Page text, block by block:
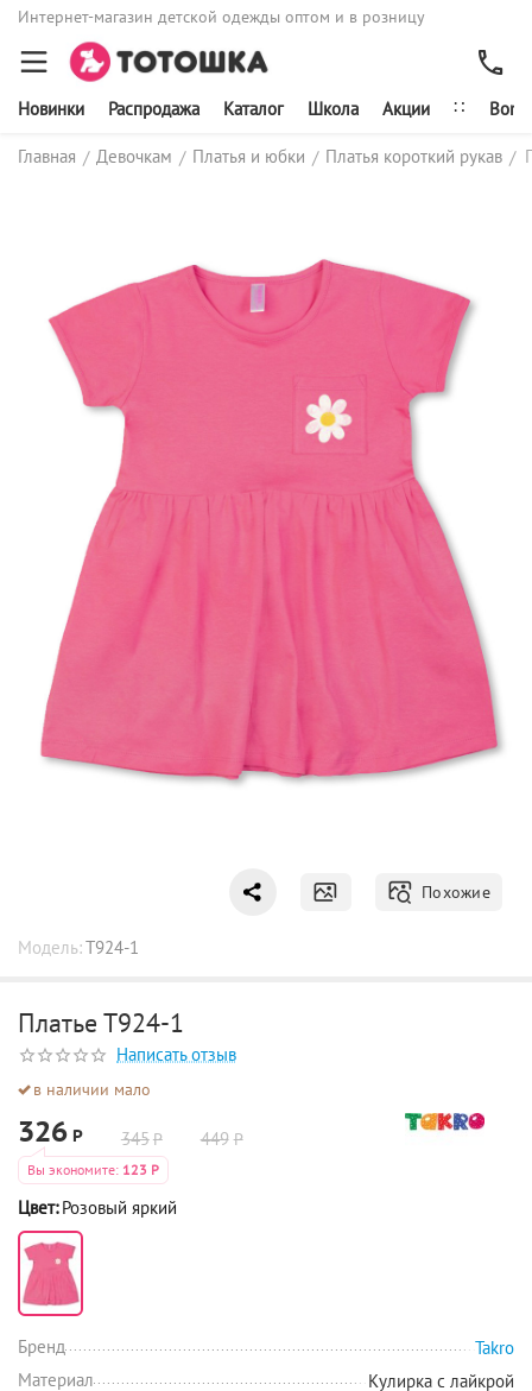
Интернет-магазин детской одежды оптом и в розницу
Новинки Распродажа Каталог Школа Акции ∷
Главная / Девочкам / Платья и юбки / Платья короткий рукав /
Похожие
Модель:Т924-1
Платье Т924-1
Написать отзыв
в наличии мало
326 Р 345Р 449 Р
Вы экономите: 123 Р
Цвет: Розовый яркий
Бренд
Takro
Материал
Кулирка с лайкрой